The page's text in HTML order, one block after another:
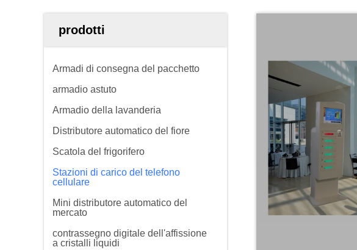
prodotti
Armadi di consegna del pacchetto
armadio astuto
Armadio della lavanderia
Distributore automatico del fiore
Scatola del frigorifero
Stazioni di carico del telefono
cellulare
Mini distributore automatico del
mercato
contrassegno digitale dell'affissione
a cristalli liquidi